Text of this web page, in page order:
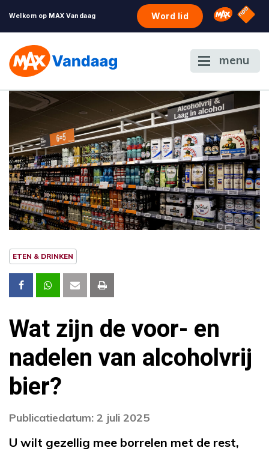
Welkom op MAX Vandaag Word lid Omroep
NPO
menu
ETEN & DRINKEN
Wat zijn de voor- en
nadelen van alcoholvrij
bier?
Publicatiedatum: 2 juli 2025
U wilt gezellig mee borrelen met de rest,